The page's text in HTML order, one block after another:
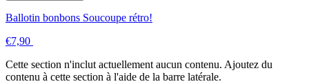
Ballotin bonbons Soucoupe rétro!
€7,90
Cette section n'inclut actuellement aucun contenu. Ajoutez du
contenu à cette section à l'aide de la barre latérale.